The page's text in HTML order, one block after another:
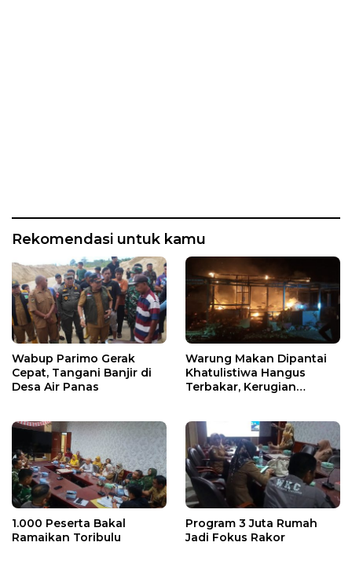
Rekomendasi untuk kamu
Wabup Parimo Gerak
Cepat, Tangani Banjir di
Desa Air Panas
Warung Makan Dipantai
Khatulistiwa Hangus
Terbakar, Kerugian
1.000 Peserta Bakal
Ramaikan Toribulu
Program 3 Juta Rumah
Jadi Fokus Rakor